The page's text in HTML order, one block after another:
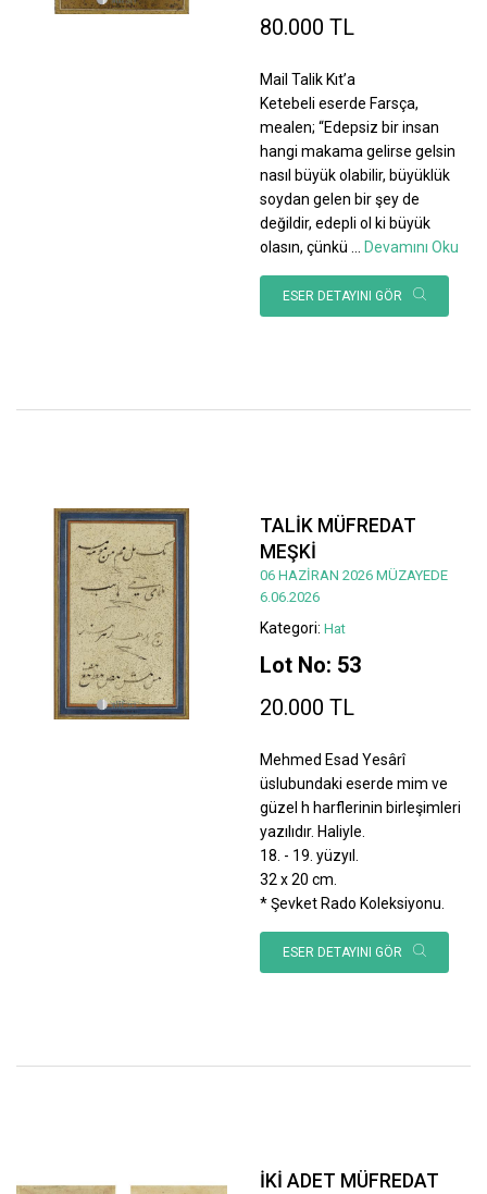
80.000 TL
Mail Talik Kıt’a
Ketebeli eserde Farsça,
mealen; “Edepsiz bir insan
hangi makama gelirse gelsin
nasıl büyük olabilir, büyüklük
soydan gelen bir şey de
değildir, edepli ol ki büyük
olasın, çünkü ... Devamını Oku
ESER DETAYINI GÖR
TALİK MÜFREDAT
MEŞKİ
06 HAZİRAN 2026 MÜZAYEDE
6.06.2026
Kategori: Hat
Lot No: 53
20.000 TL
Mehmed Esad Yesârî
üslubundaki eserde mim ve
güzel h harflerinin birleşimleri
yazılıdır. Haliyle.
18. - 19. yüzyıl.
32 x 20 cm.
* Şevket Rado Koleksiyonu.
ESER DETAYINI GÖR
İKİ ADET MÜFREDAT